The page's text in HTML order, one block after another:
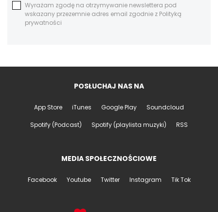
Wyrażam zgodę na otrzymywanie newslettera pod
wskazany przezemnie adres email zgodnie z Polityką
prywatności
POSŁUCHAJ NAS NA
App Store iTunes Google Play Soundcloud
Spotify (Podcast) Spotify (playlista muzyki) RSS
MEDIA SPOŁECZNOŚCIOWE
Facebook Youtube Twitter Instagram Tik Tok